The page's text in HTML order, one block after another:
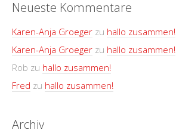
Neueste Kommentare
Karen-Anja Groeger zu hallo zusammen!
Karen-Anja Groeger zu hallo zusammen!
Rob zu hallo zusammen!
Fred zu hallo zusammen!
Archiv